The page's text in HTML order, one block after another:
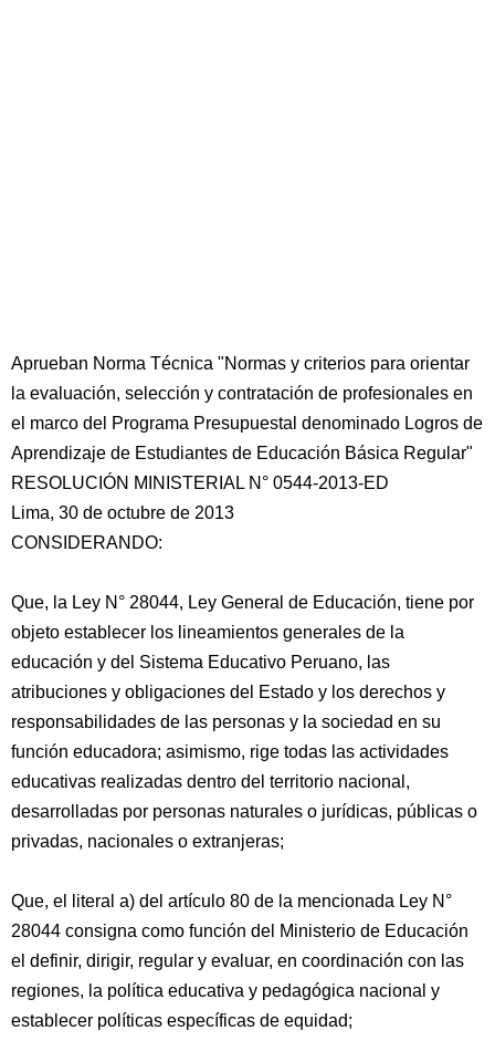
Aprueban Norma Técnica "Normas y criterios para orientar
la evaluación, selección y contratación de profesionales en
el marco del Programa Presupuestal denominado Logros de
Aprendizaje de Estudiantes de Educación Básica Regular"
RESOLUCIÓN MINISTERIAL N° 0544-2013-ED
Lima, 30 de octubre de 2013
CONSIDERANDO:
Que, la Ley N° 28044, Ley General de Educación, tiene por
objeto establecer los lineamientos generales de la
educación y del Sistema Educativo Peruano, las
atribuciones y obligaciones del Estado y los derechos y
responsabilidades de las personas y la sociedad en su
función educadora; asimismo, rige todas las actividades
educativas realizadas dentro del territorio nacional,
desarrolladas por personas naturales o jurídicas, públicas o
privadas, nacionales o extranjeras;
Que, el literal a) del artículo 80 de la mencionada Ley N°
28044 consigna como función del Ministerio de Educación
el definir, dirigir, regular y evaluar, en coordinación con las
regiones, la política educativa y pedagógica nacional y
establecer políticas específicas de equidad;